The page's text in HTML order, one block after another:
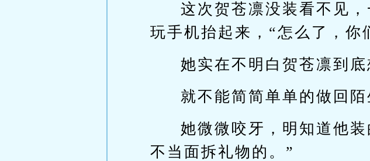
这次贺苍凛没装看不见
玩手机抬起来，“怎么了，你
她实在不明白贺苍凛到底
就不能简简单单的做回陌
她微微咬牙，明知道他
不当面拆礼物的。”